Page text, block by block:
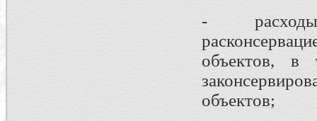
- расходы,
объектов, в
объектов;